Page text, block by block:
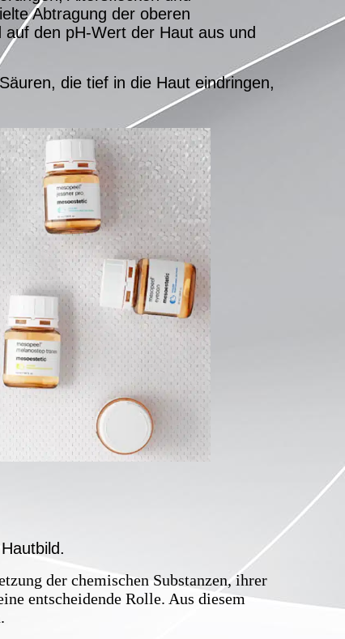
Abtragung der oberen
den pH-Wert der Haut aus und
die tief in die Haut eindringen,
der chemischen Substanzen, ihrer
entscheidende Rolle. Aus diesem